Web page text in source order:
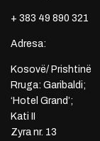
+ 383 49 890 321
Adresa:
Kosovë/ Prishtinë
Rruga: Garibaldi;
‘Hotel Grand’;
Kati II
Zyra nr. 13